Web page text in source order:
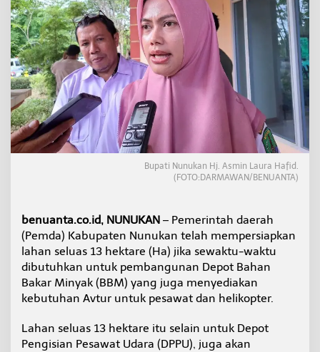
i
s
i
a
p
k
a
n
u
n
t
u
a
n
g
u
n
a
n
P
P
Bupati Nunukan Hj. Asmin Laura Hafid.
(FOTO:DARMAWAN/BENUANTA)
benuanta.co.id, NUNUKAN – Pemerintah daerah
(Pemda) Kabupaten Nunukan telah mempersiapkan
lahan seluas 13 hektare (Ha) jika sewaktu-waktu
dibutuhkan untuk pembangunan Depot Bahan
Bakar Minyak (BBM) yang juga menyediakan
kebutuhan Avtur untuk pesawat dan helikopter.
Lahan seluas 13 hektare itu selain untuk Depot
Pengisian Pesawat Udara (DPPU), juga akan